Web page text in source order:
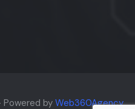
Powered by Web360Agency